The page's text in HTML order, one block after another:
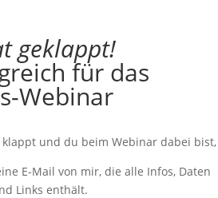
geklappt!
für das
Webinar
klappt und du beim Webinar dabei bist,
E-Mail von mir, die alle Infos, Daten
Links enthält.